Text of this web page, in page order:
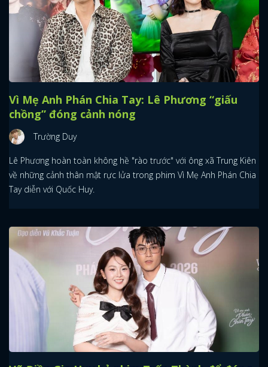
Vì Mẹ Anh Phán Chia Tay: Lê Phương “giấu
chồng” đóng cảnh nóng
Trường Duy
Lê Phương hoàn toàn không hề "rào trước" với ông xã Trung Kiên
về những cảnh thân mật rực lửa trong phim Vì Mẹ Anh Phán Chia
Tay diễn với Quốc Huy.